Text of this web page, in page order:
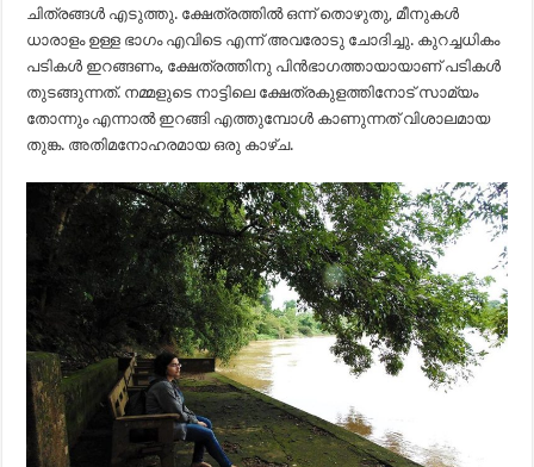
ചിത്രങ്ങൾ എടുത്തു. ക്ഷേത്രത്തിൽ ഒന്ന് തൊഴുതു, മീനുകൾ
ധാരാളം ഉള്ള ഭാഗം എവിടെ എന്ന് അവരോടു ചോദിച്ചു. കുറച്ചധികം
പടികൾ ഇറങ്ങണം, ക്ഷേത്രത്തിനു പിൻഭാഗത്തായായാണ് പടികൾ
തുടങ്ങുന്നത്. നമ്മളുടെ നാട്ടിലെ ക്ഷേത്രകുളത്തിനോട് സാമ്യം
തോന്നും എന്നാൽ ഇറങ്ങി എത്തുമ്പോൾ കാണുന്നത് വിശാലമായ
തുങ്ക. അതിമനോഹരമായ ഒരു കാഴ്ച.